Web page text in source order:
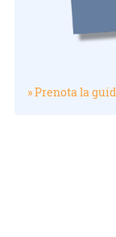
» Prenota la